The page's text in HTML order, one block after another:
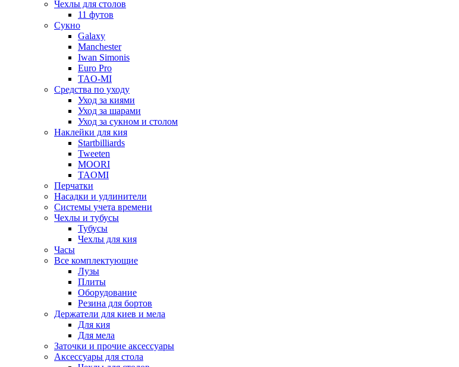
Чехлы для столов
11 футов
Сукно
Galaxy
Manchester
Iwan Simonis
Euro Pro
TAO-MI
Средства по уходу
Уход за киями
Уход за шарами
Уход за сукном и столом
Наклейки для кия
Startbilliards
Tweeten
MOORI
TAOMI
Перчатки
Насадки и удлинители
Системы учета времени
Чехлы и тубусы
Тубусы
Чехлы для кия
Часы
Все комплектующие
Лузы
Плиты
Оборудование
Резина для бортов
Держатели для киев и мела
Для кия
Для мела
Заточки и прочие аксессуары
Аксессуары для стола